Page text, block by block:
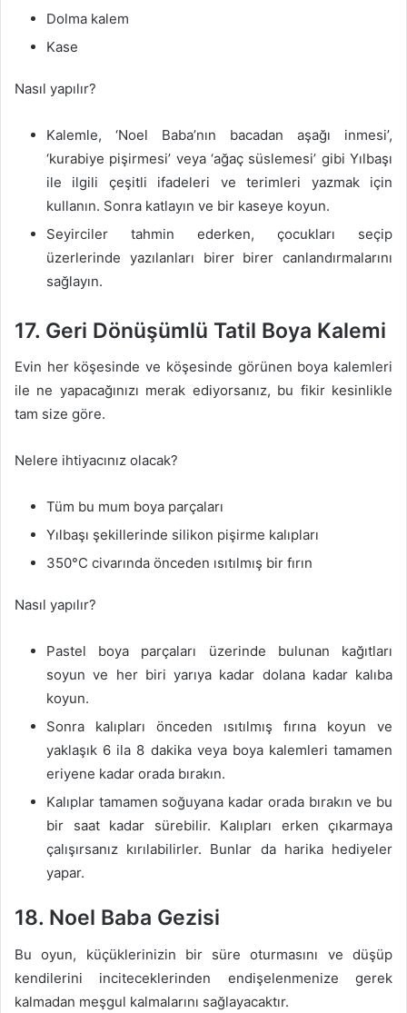
Dolma kalem
Kase
Nasıl yapılır?
Kalemle, ‘Noel Baba’nın bacadan aşağı inmesi’,
‘kurabiye pişirmesi’ veya ‘ağaç süslemesi’ gibi Yılbaşı
ile ilgili çeşitli ifadeleri ve terimleri yazmak için
kullanın. Sonra katlayın ve bir kaseye koyun.
Seyirciler tahmin ederken, çocukları seçip
üzerlerinde yazılanları birer birer canlandırmalarını
sağlayın.
17. Geri Dönüşümlü Tatil Boya Kalemi
Evin her köşesinde ve köşesinde görünen boya kalemleri
ile ne yapacağınızı merak ediyorsanız, bu fikir kesinlikle
tam size göre.
Nelere ihtiyacınız olacak?
Tüm bu mum boya parçaları
Yılbaşı şekillerinde silikon pişirme kalıpları
350°C civarında önceden ısıtılmış bir fırın
Nasıl yapılır?
Pastel boya parçaları üzerinde bulunan kağıtları
soyun ve her biri yarıya kadar dolana kadar kalıba
koyun.
Sonra kalıpları önceden ısıtılmış fırına koyun ve
yaklaşık 6 ila 8 dakika veya boya kalemleri tamamen
eriyene kadar orada bırakın.
Kalıplar tamamen soğuyana kadar orada bırakın ve bu
bir saat kadar sürebilir. Kalıpları erken çıkarmaya
çalışırsanız kırılabilirler. Bunlar da harika hediyeler
yapar.
18. Noel Baba Gezisi
Bu oyun, küçüklerinizin bir süre oturmasını ve düşüp
kendilerini inciteceklerinden endişelenmenize gerek
kalmadan meşgul kalmalarını sağlayacaktır.